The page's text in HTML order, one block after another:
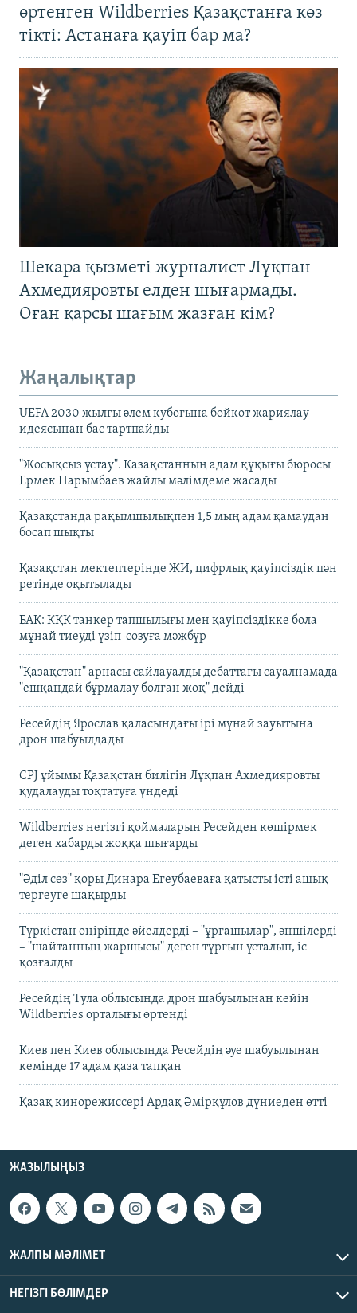
өртенген Wildberries Қазақстанға көз
тікті: Астанаға қауіп бар ма?
Шекара қызметі журналист Лұқпан
Ахмедияровты елден шығармады.
Оған қарсы шағым жазған кім?
Жаңалықтар
UEFA 2030 жылғы әлем кубогына бойкот жариялау
идеясынан бас тартпайды
"Жосықсыз ұстау". Қазақстанның адам құқығы бюросы
Ермек Нарымбаев жайлы мәлімдеме жасады
Қазақстанда рақымшылықпен 1,5 мың адам қамаудан
босап шықты
Қазақстан мектептерінде ЖИ, цифрлық қауіпсіздік пән
ретінде оқытылады
БАҚ: КҚК танкер тапшылығы мен қауіпсіздікке бола
мұнай тиеуді үзіп-созуға мәжбүр
"Қазақстан" арнасы сайлауалды дебаттағы сауалнамада
"ешқандай бұрмалау болған жоқ" дейді
Ресейдің Ярослав қаласындағы ірі мұнай зауытына
дрон шабуылдады
CPJ ұйымы Қазақстан билігін Лұқпан Ахмедияровты
қудалауды тоқтатуға үндеді
Wildberries негізгі қоймаларын Ресейден көшірмек
деген хабарды жоққа шығарды
"Әділ сөз" қоры Динара Егеубаеваға қатысты істі ашық
тергеуге шақырды
Түркістан өңірінде әйелдерді – "ұрғашылар", әншілерді
– "шайтанның жаршысы" деген тұрғын ұсталып, іс
қозғалды
Ресейдің Тула облысында дрон шабуылынан кейін
Wildberries орталығы өртенді
Киев пен Киев облысында Ресейдің әуе шабуылынан
кемінде 17 адам қаза тапқан
Қазақ кинорежиссері Ардақ Әмірқұлов дүниеден өтті
ЖАЗЫЛЫҢЫЗ
ЖАЛПЫ МӘЛІМЕТ
НЕГІЗГІ БӨЛІМДЕР